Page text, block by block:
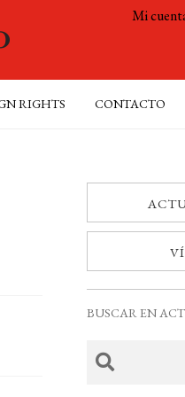
Mi
RIGHTS CONTACTO
BUSCAR EN